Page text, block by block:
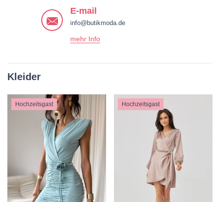
E-mail
info@butikmoda.de
mehr Info
Kleider
Hochzeitsgast Hochzeitsgast